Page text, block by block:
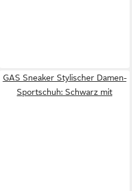
GAS Sneaker Stylischer Damen-
Sportschuh: Schwarz mit